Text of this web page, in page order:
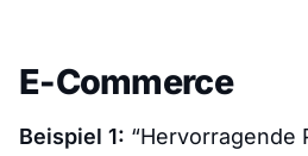
E-Commerce
Beispiel 1: “Hervorragende